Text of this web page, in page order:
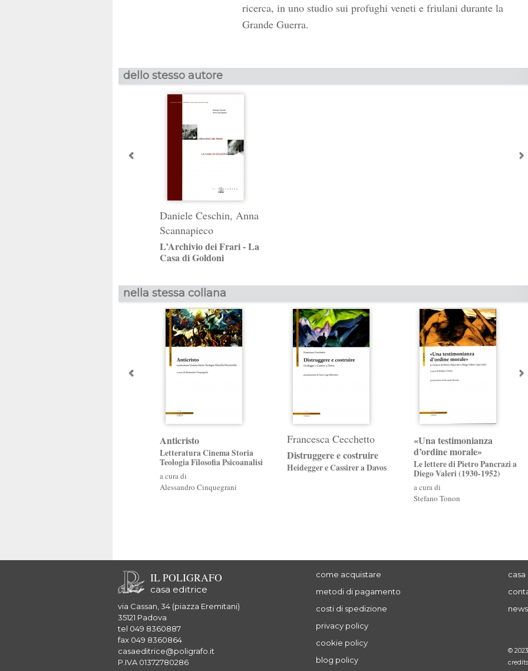
ricerca, in uno studio sui profughi veneti e friulani durante la
Grande Guerra.
dello stesso autore
Daniele Ceschin, Anna
Scannapieco
L’Archivio dei Frari - La
Casa di Goldoni
nella stessa collana
Anticristo
Letteratura Cinema Storia
Teologia Filosofia Psicoanalisi
a cura di
Alessandro Cinquegrani
Francesca Cecchetto
Distruggere e costruire
Heidegger e Cassirer a Davos
«Una testimonianza
d’ordine morale»
Le lettere di Pietro Pancrazi a
Diego Valeri (1930-1952)
a cura di
Stefano Tonon
IL POLIGRAFO
casa editrice
via Cassan, 34 (piazza Eremitani)
35121 Padova
tel 049 8360887
fax 049 8360864
casaeditrice@poligrafo.it
P.IVA 01372780286
come acquistare
metodi di pagamento
costi di spedizione
privacy policy
cookie policy
blog policy
©
credits